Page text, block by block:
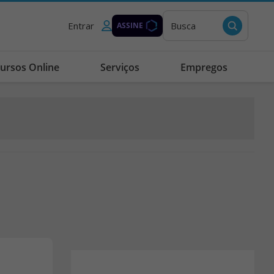
Entrar ASSINE Busca
Online Serviços Empregos